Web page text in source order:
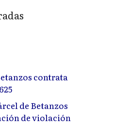
contrata
de Betanzos
de violación